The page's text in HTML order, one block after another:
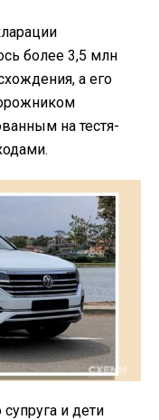
более 3,5 млн
а его
на тестя-
и дети